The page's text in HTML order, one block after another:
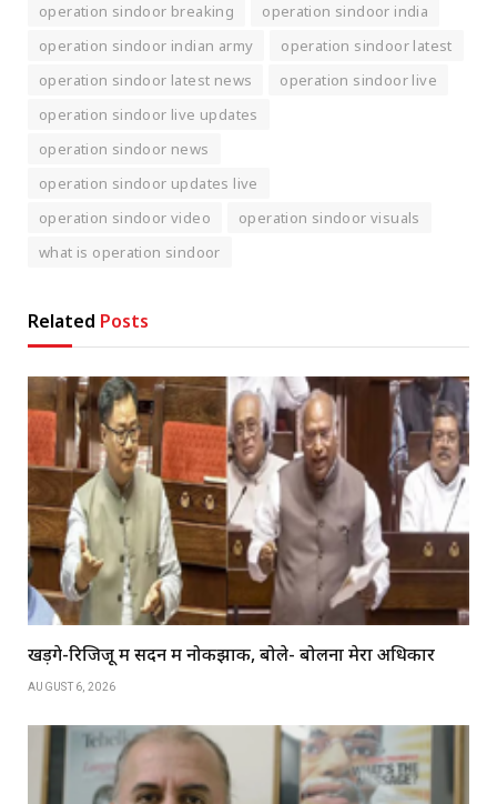
operation sindoor breaking
operation sindoor india
operation sindoor indian army
operation sindoor latest
operation sindoor latest news
operation sindoor live
operation sindoor live updates
operation sindoor news
operation sindoor updates live
operation sindoor video
operation sindoor visuals
what is operation sindoor
Related Posts
खड़गे-रिजिजू में सदन में नोकझोंक, बोले- बोलना मेरा अधिकार
AUGUST 6, 2026